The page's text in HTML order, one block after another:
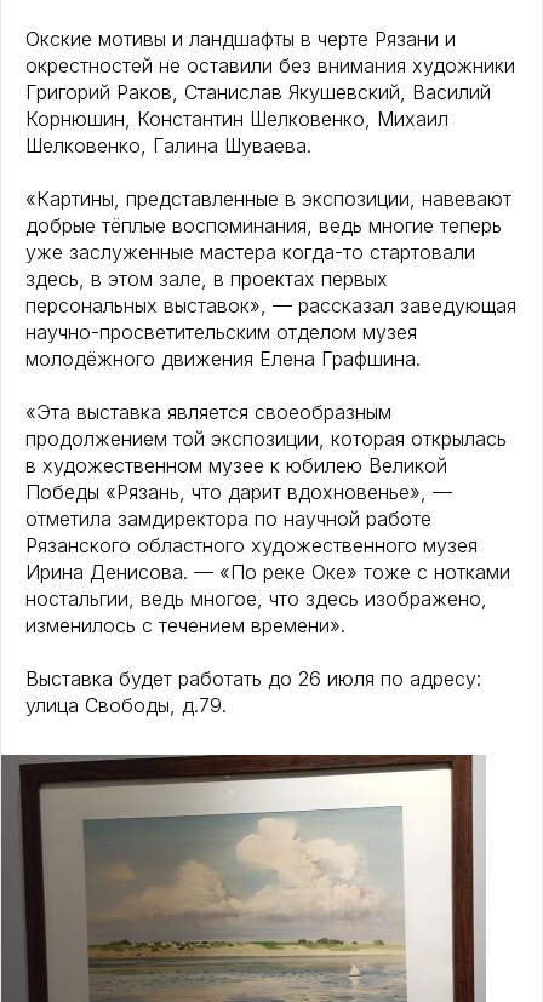
Окские мотивы и ландшафты в черте Рязани и
окрестностей не оставили без внимания художники
Григорий Раков, Станислав Якушевский, Василий
Корнюшин, Константин Шелковенко, Михаил
Шелковенко, Галина Шуваева.
«Картины, представленные в экспозиции, навевают
добрые тёплые воспоминания, ведь многие теперь
уже заслуженные мастера когда-то стартовали
здесь, в этом зале, в проектах первых
персональных выставок», — рассказал заведующая
научно-просветительским отделом музея
молодёжного движения Елена Графшина.
«Эта выставка является своеобразным
продолжением той экспозиции, которая открылась
в художественном музее к юбилею Великой
Победы «Рязань, что дарит вдохновенье», —
отметила замдиректора по научной работе
Рязанского областного художественного музея
Ирина Денисова. — «По реке Оке» тоже с нотками
ностальгии, ведь многое, что здесь изображено,
изменилось с течением времени».
Выставка будет работать до 26 июля по адресу:
улица Свободы, д.79.